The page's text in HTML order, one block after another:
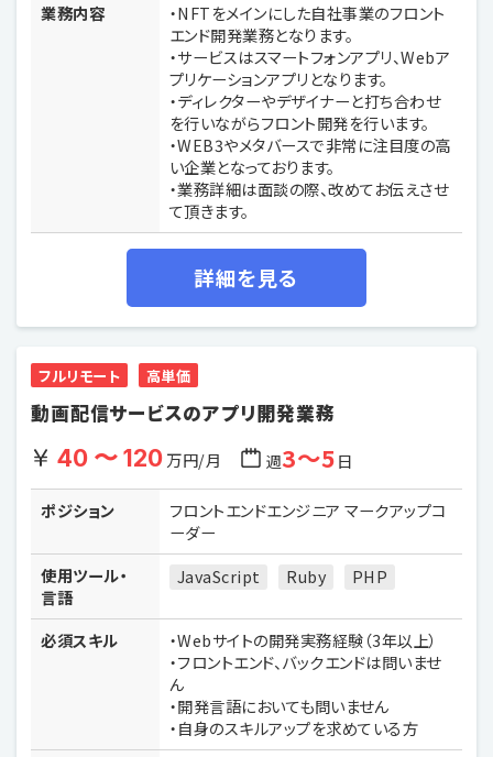
業務内容
・NFTをメインにした自社事業のフロント
エンド開発業務となります。
・サービスはスマートフォンアプリ、Webア
プリケーションアプリとなります。
・ディレクターやデザイナーと打ち合わせ
を行いながらフロント開発を行います。
・WEB3やメタバースで非常に注目度の高
い企業となっております。
・業務詳細は面談の際、改めてお伝えさせ
て頂きます。
詳細を見る
フルリモート 高単価
動画配信サービスのアプリ開発業務
40 〜 120万円/月 週3〜5日
ポジション
フロントエンドエンジニア マークアップコ
ーダー
使用ツール・
言語
JavaScript Ruby PHP
必須スキル
・Webサイトの開発実務経験（3年以上）
・フロントエンド、バックエンドは問いませ
ん
・開発言語においても問いません
・自身のスキルアップを求めている方